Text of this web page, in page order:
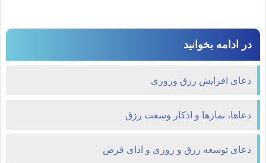
در ادامه بخوانید
دعای افزایش رزق وروزی
دعاها، نمازها و اذکار وسعت رزق
دعای توسعه رزق و روزی و ادای قرض